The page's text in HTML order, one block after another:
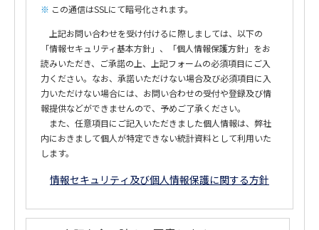
この通信はSSLにて暗号化されます。
上記お問い合わせを受け付けるに際しましては、以下の
「情報セキュリティ基本方針」、「個人情報保護方針」をお
読みいただき、ご承諾の上、上記フォームの必須項目にご入
力ください。なお、承諾いただけない場合及び必須項目に入
力いただけない場合には、お問い合わせの受付や登録及び情
報提供などができませんので、予めご了承ください。
また、任意項目にご記入いただきました個人情報は、弊社
内におきまして個人が特定できない統計資料として利用いた
します。
情報セキュリティ及び個人情報保護に関する方針